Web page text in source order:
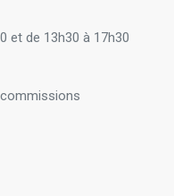
et de 13h30 à 17h30